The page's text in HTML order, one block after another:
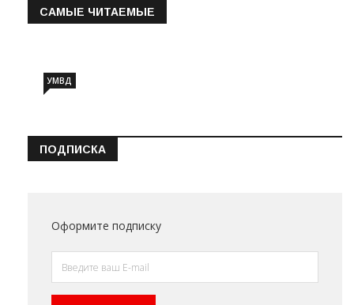
САМЫЕ ЧИТАЕМЫЕ
УМВД
ПОДПИСКА
Оформите подписку